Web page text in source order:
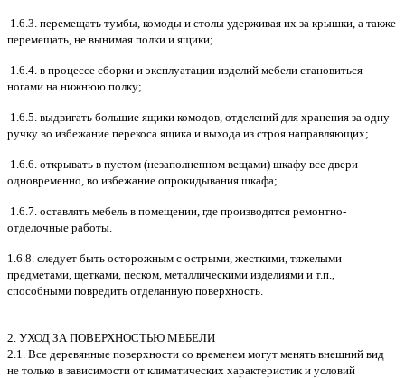
1.6.3. перемещать тумбы, комоды и столы удерживая их за крышки, а также
перемещать, не вынимая полки и ящики;
1.6.4. в процессе сборки и эксплуатации изделий мебели становиться
ногами на нижнюю полку;
1.6.5. выдвигать большие ящики комодов, отделений для хранения за одну
ручку во избежание перекоса ящика и выхода из строя направляющих;
1.6.6. открывать в пустом (незаполненном вещами) шкафу все двери
одновременно, во избежание опрокидывания шкафа;
1.6.7. оставлять мебель в помещении, где производятся ремонтно-
отделочные работы.
1.6.8. следует быть осторожным с острыми, жесткими, тяжелыми
предметами, щетками, песком, металлическими изделиями и т.п.,
способными повредить отделанную поверхность.
2. УХОД ЗА ПОВЕРХНОСТЬЮ МЕБЕЛИ
2.1. Все деревянные поверхности со временем могут менять внешний вид
не только в зависимости от климатических характеристик и условий